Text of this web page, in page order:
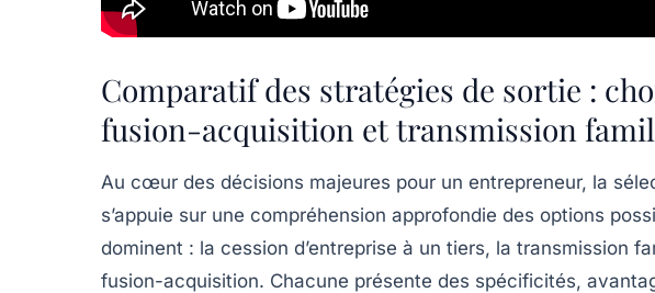
Comparatif des stratégies de sortie :
fusion-acquisition et transmission
Au cœur des décisions majeures pour un entrepreneur, la
s’appuie sur une compréhension approfondie des options
dominent : la cession d’entreprise à un tiers, la transmission
fusion-acquisition. Chacune présente des spécificités,